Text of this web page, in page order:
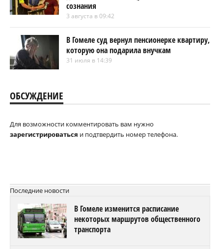
сознания
3 августа в 09:42
В Гомеле суд вернул пенсионерке квартиру,
которую она подарила внучкам
31 июля в 14:39
ОБСУЖДЕНИЕ
Для возможности комментировать вам нужно
зарегистрироваться и подтвердить номер телефона.
Последние новости
В Гомеле изменится расписание
некоторых маршрутов общественного
транспорта